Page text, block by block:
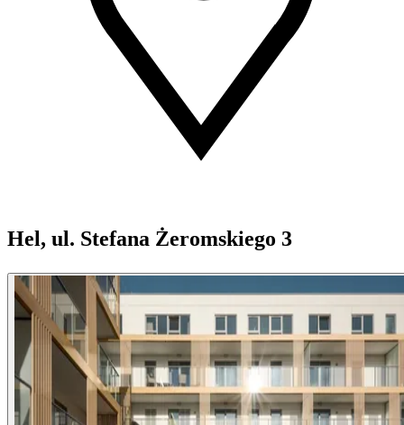
Hel, ul. Stefana Żeromskiego 3